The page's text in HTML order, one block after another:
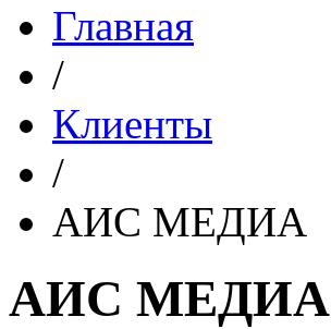
Главная
/
Клиенты
/
АИС МЕДИА
АИС МЕДИА